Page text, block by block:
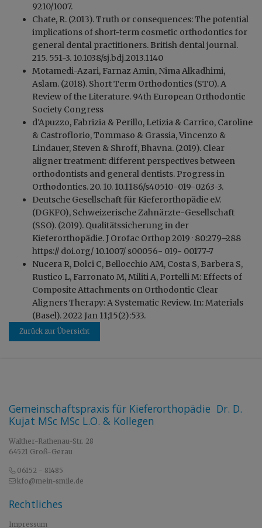
Zurück zur Übersicht
9210/1007.
Chate, R. (2013). Truth or consequences: The potential
implications of short-term cosmetic orthodontics for
general dental practitioners. British dental journal.
215. 551-3. 10.1038/sj.bdj.2013.1140
Motamedi-Azari, Farnaz Amin, Nima Alkadhimi,
Aslam. (2018). Short Term Orthodontics (STO). A
Review of the Literature. 94th European Orthodontic
Society Congress
d'Apuzzo, Fabrizia & Perillo, Letizia & Carrico, Caroline
& Castroflorio, Tommaso & Grassia, Vincenzo &
Lindauer, Steven & Shroff, Bhavna. (2019). Clear
aligner treatment: different perspectives between
orthodontists and general dentists. Progress in
Orthodontics. 20. 10. 10.1186/s40510-019-0263-3.
Deutsche Gesellschaft für Kieferorthopädie e.V.
(DGKFO), Schweizerische Zahnärzte-Gesellschaft
(SSO). (2019). Qualitätssicherung in der
Kieferorthopädie. J Orofac Orthop 2019 · 80:279–288
https:// doi.org/ 10.1007/ s00056- 019- 00177-7
Nucera R, Dolci C, Bellocchio AM, Costa S, Barbera S,
Rustico L, Farronato M, Militi A, Portelli M: Effects of
Composite Attachments on Orthodontic Clear
Aligners Therapy: A Systematic Review. In: Materials
(Basel). 2022 Jan 11;15(2):533.
Gemeinschaftspraxis für Kieferorthopädie Dr. D.
Kujat MSc MSc L.O. & Kollegen
Walther-Rathenau-Str. 28
64521 Groß-Gerau
06152 - 81485
kfo@mein-smile.de
Rechtliches
Impressum